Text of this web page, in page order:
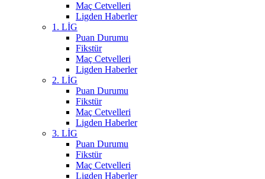
Maç Cetvelleri
Ligden Haberler
1. LİG
Puan Durumu
Fikstür
Maç Cetvelleri
Ligden Haberler
2. LİG
Puan Durumu
Fikstür
Maç Cetvelleri
Ligden Haberler
3. LİG
Puan Durumu
Fikstür
Maç Cetvelleri
Ligden Haberler